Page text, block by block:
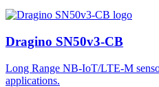
Dragino SN50v3-CB
Long Range NB-IoT/LTE-M
applications.